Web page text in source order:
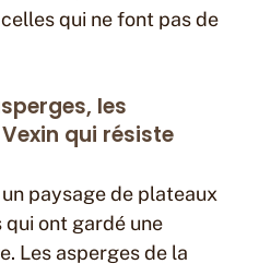
qui ne font pas de
les
qui résiste
un paysage de plateaux
ont gardé une
Les asperges de la